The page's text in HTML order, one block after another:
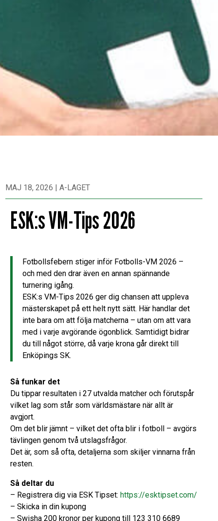
MAJ 18, 2026 |A-LAGET
ESK:s VM-Tips 2026
Fotbollsfebern stiger inför Fotbolls-VM 2026 –
och med den drar även en annan spännande
turnering igång.
ESK:s VM-Tips 2026 ger dig chansen att uppleva
mästerskapet på ett helt nytt sätt. Här handlar det
inte bara om att följa matcherna – utan om att vara
med i varje avgörande ögonblick. Samtidigt bidrar
du till något större, då varje krona går direkt till
Enköpings SK.
Så funkar det
Du tippar resultaten i 27 utvalda matcher och förutspår
vilket lag som står som världsmästare när allt är
avgjort.
Om det blir jämnt – vilket det ofta blir i fotboll – avgörs
tävlingen genom två utslagsfrågor.
Det är, som så ofta, detaljerna som skiljer vinnarna från
resten.
Så deltar du
– Registrera dig via ESK Tipset:https://esktipset.com/
– Skicka in din kupong
– Swisha 200 kronor per kupong till 123 310 6689